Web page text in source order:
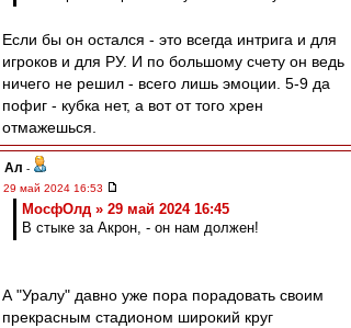
Если бы он остался - это всегда интрига и для
игроков и для РУ. И по большому счету он ведь
ничего не решил - всего лишь эмоции. 5-9 да
пофиг - кубка нет, а вот от того хрен
отмажешься.
Ал -
29 май 2024 16:53
МосфОлд » 29 май 2024 16:45
В стыке за Акрон, - он нам должен!
А "Уралу" давно уже пора порадовать своим
прекрасным стадионом широкий круг